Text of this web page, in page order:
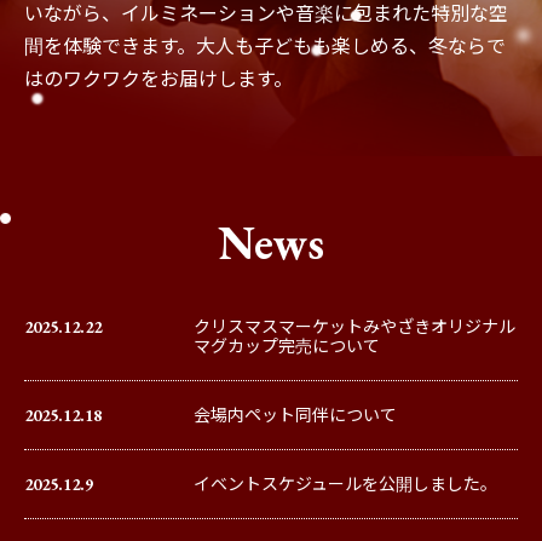
いながら、イルミネーションや音楽に包まれた特別な空
間を体験できます。大人も子どもも楽しめる、冬ならで
はのワクワクをお届けします。
News
2025.12.22
クリスマスマーケットみやざきオリジナル
マグカップ完売について
2025.12.18 会場内ペット同伴について
2025.12.9 イベントスケジュールを公開しました。